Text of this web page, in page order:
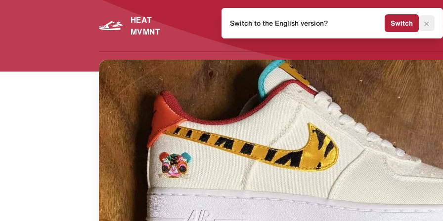
HEAT
MVMNT
Release Kalender Sneaker
Switch to the English version? Switch ×